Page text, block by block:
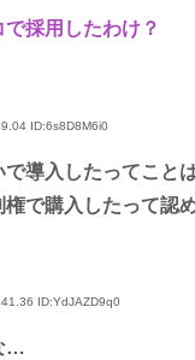
採用したわけ？
ID:6s8D8M6i0
で導入したってこと
で購入したって認
ID:YdJAZD9q0
…